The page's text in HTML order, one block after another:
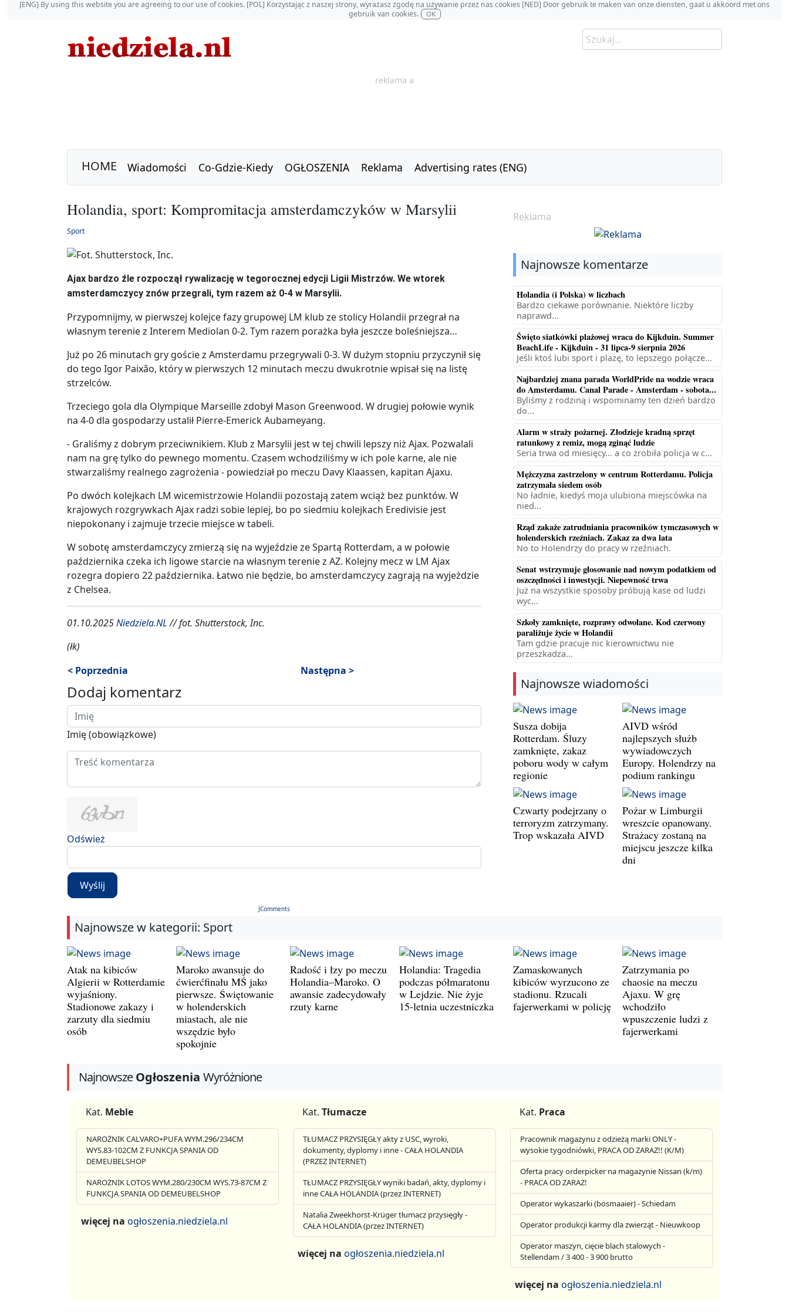
[ENG] By using this website you are agreeing to our use of cookies. [POL] Korzystając z naszej strony, wyrażasz zgodę na używanie przez nas cookies [NED] Door gebruik te maken van onze diensten, gaat u akkoord met ons
gebruik van cookies.
OK
reklama a
HOME Wiadomości Co-Gdzie-Kiedy OGŁOSZENIA Reklama Advertising rates (ENG)
Holandia, sport: Kompromitacja amsterdamczyków w Marsylii
Sport
Ajax bardzo źle rozpoczął rywalizację w tegorocznej edycji Ligii Mistrzów. We wtorek
amsterdamczycy znów przegrali, tym razem aż 0-4 w Marsylii.
Przypomnijmy, w pierwszej kolejce fazy grupowej LM klub ze stolicy Holandii przegrał na
własnym terenie z Interem Mediolan 0-2. Tym razem porażka była jeszcze boleśniejsza…
Już po 26 minutach gry goście z Amsterdamu przegrywali 0-3. W dużym stopniu przyczynił się
do tego Igor Paixâo, który w pierwszych 12 minutach meczu dwukrotnie wpisał się na listę
strzelców.
Trzeciego gola dla Olympique Marseille zdobył Mason Greenwood. W drugiej połowie wynik
na 4-0 dla gospodarzy ustalił Pierre-Emerick Aubameyang.
- Graliśmy z dobrym przeciwnikiem. Klub z Marsylii jest w tej chwili lepszy niż Ajax. Pozwalali
nam na grę tylko do pewnego momentu. Czasem wchodziliśmy w ich pole karne, ale nie
stwarzaliśmy realnego zagrożenia - powiedział po meczu Davy Klaassen, kapitan Ajaxu.
Po dwóch kolejkach LM wicemistrzowie Holandii pozostają zatem wciąż bez punktów. W
krajowych rozgrywkach Ajax radzi sobie lepiej, bo po siedmiu kolejkach Eredivisie jest
niepokonany i zajmuje trzecie miejsce w tabeli.
W sobotę amsterdamczycy zmierzą się na wyjeździe ze Spartą Rotterdam, a w połowie
października czeka ich ligowe starcie na własnym terenie z AZ. Kolejny mecz w LM Ajax
rozegra dopiero 22 października. Łatwo nie będzie, bo amsterdamczycy zagrają na wyjeździe
z Chelsea.
01.10.2025Niedziela.NL// fot. Shutterstock, Inc.
(łk)
< Poprzednia
Następna >
Dodaj komentarz
Imię (obowiązkowe)
Odśwież
Wyślij
JComments
Reklama
Najnowsze komentarze
Holandia (i Polska) w liczbach
Bardzo ciekawe porównanie. Niektóre liczby
naprawd...
Święto siatkówki plażowej wraca do Kijkduin. Summer
BeachLife - Kijkduin - 31 lipca-9 sierpnia 2026
Jeśli ktoś lubi sport i plażę, to lepszego połącze...
Najbardziej znana parada WorldPride na wodzie wraca
do Amsterdamu. Canal Parade - Amsterdam - sobota...
Byliśmy z rodziną i wspominamy ten dzień bardzo
do...
Alarm w straży pożarnej. Złodzieje kradną sprzęt
ratunkowy z remiz, mogą zginąć ludzie
Seria trwa od miesięcy... a co zrobiła policja w c...
Mężczyzna zastrzelony w centrum Rotterdamu. Policja
zatrzymała siedem osób
No ładnie, kiedyś moja ulubiona miejscówka na
nied...
Rząd zakaże zatrudniania pracowników tymczasowych w
holenderskich rzeźniach. Zakaz za dwa lata
No to Holendrzy do pracy w rzeźniach.
Senat wstrzymuje głosowanie nad nowym podatkiem od
oszczędności i inwestycji. Niepewność trwa
Już na wszystkie sposoby próbują kase od ludzi
wyc...
Szkoły zamknięte, rozprawy odwołane. Kod czerwony
paraliżuje życie w Holandii
Tam gdzie pracuje nic kierownictwu nie
przeszkadza...
Najnowsze wiadomości
Susza dobija
Rotterdam. Śluzy
zamknięte, zakaz
poboru wody w całym
regionie
AIVD wśród
najlepszych służb
wywiadowczych
Europy. Holendrzy na
podium rankingu
Czwarty podejrzany o
terroryzm zatrzymany.
Trop wskazała AIVD
Pożar w Limburgii
wreszcie opanowany.
Strażacy zostaną na
miejscu jeszcze kilka
dni
Najnowsze w kategorii: Sport
Atak na kibiców
Algierii w Rotterdamie
wyjaśniony.
Stadionowe zakazy i
zarzuty dla siedmiu
osób
Maroko awansuje do
ćwierćfinału MŚ jako
pierwsze. Świętowanie
w holenderskich
miastach, ale nie
wszędzie było
spokojnie
Radość i łzy po meczu
Holandia–Maroko. O
awansie zadecydowały
rzuty karne
Holandia: Tragedia
podczas półmaratonu
w Lejdzie. Nie żyje
15-letnia uczestniczka
Zamaskowanych
kibiców wyrzucono ze
stadionu. Rzucali
fajerwerkami w policję
Zatrzymania po
chaosie na meczu
Ajaxu. W grę
wchodziło
wpuszczenie ludzi z
fajerwerkami
NajnowszeOgłoszenia Wyróżnione
Kat. Meble
NAROŻNIK CALVARO+PUFA WYM.296/234CM
WYS.83-102CM Z FUNKCJA SPANIA OD
DEMEUBELSHOP
NAROŻNIK LOTOS WYM.280/230CM WYS.73-87CM Z
FUNKCJA SPANIA OD DEMEUBELSHOP
więcej na ogłoszenia.niedziela.nl
Kat. Tłumacze
TŁUMACZ PRZYSIĘGŁY akty z USC, wyroki,
dokumenty, dyplomy i inne - CAŁA HOLANDIA
(PRZEZ INTERNET)
TŁUMACZ PRZYSIĘGŁY wyniki badań, akty, dyplomy i
inne CAŁA HOLANDIA (przez INTERNET)
Natalia Zweekhorst-Krüger tłumacz przysięgły -
CAŁA HOLANDIA (przez INTERNET)
więcej naogłoszenia.niedziela.nl
Kat. Praca
Pracownik magazynu z odzieżą marki ONLY -
wysokie tygodniówki, PRACA OD ZARAZ!! (K/M)
Oferta pracy orderpicker na magazynie Nissan (k/m)
- PRACA OD ZARAZ!
Operator wykaszarki (bosmaaier) - Schiedam
Operator produkcji karmy dla zwierząt - Nieuwkoop
Operator maszyn, cięcie blach stalowych -
Stellendam / 3 400 - 3 900 brutto
więcej na ogłoszenia.niedziela.nl